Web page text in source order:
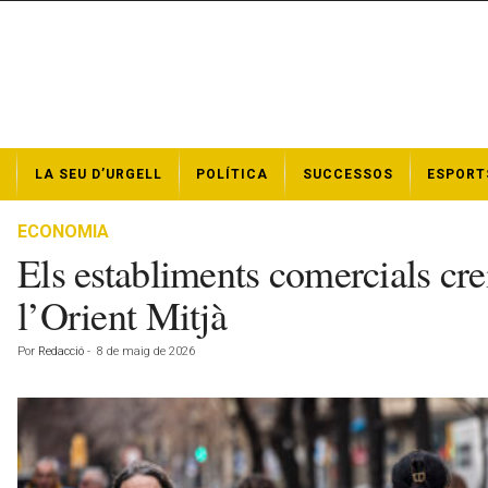
t
LA SEU D’URGELL POLÍTICA SUCCESSOS
ECONOMIA
Els establiments comercials
l’Orient Mitjà
Por Redacció - 8 de maig de 2026